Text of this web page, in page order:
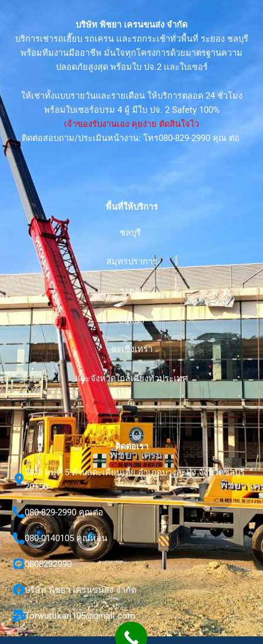
บริษัท พิชยา เครนขนส่ง จำกัด
บริการเช่ารถเฮี๊ยบ รถเครน เเละรถกระเช้าทั่วพื้นที่ ระยอง ชลบุรี
พร้อมทีมงานมืออาชีพ มั่นใจทุกโครงการด้วยมาตรฐานความ
ปลอดภัยสูงสุด พร้อมใบ ปจ.2 เเละใบเซอร์
ให้เช่าทั้งแบบรายวันและรายเดือน ให้บริการตลอด 24 ชั่วโมง
พร้อมใบเซอร์อบรม 4 ผู้ มีใบ ปจ. 2 Safety 100%
เจ้าของรับงานเอง คุยง่าย ตัดสินใจไว
ติดต่อสอบถาม/ประเมินหน้างาน: โทร080-829-2990 คุณ ต่อ
พื้นที่ให้บริการ
ชลบุรี
สมุทรปราการ
ระยอง
อยุธยา
ฉะเชิงเทรา
และจังหวัดใกล้เคียงทั่วประเทศ
ติดต่อเรา
38/8 หมู่ที่ 5 ตำบลตะเคียนเตี้ย อำเภอบางละมุง จังหวัดชลบุรี
20150
080-829-2990 คุณต่อ
080-0140105 คุณเเอน
0808292990
บริษัท พิชยา เครนขนส่ง จำกัด
Torwuttikari105@gmail.com